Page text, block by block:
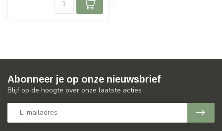
Abonneer je op onze nieuwsbrief
Blijf op de hoogte over onze laatste acties